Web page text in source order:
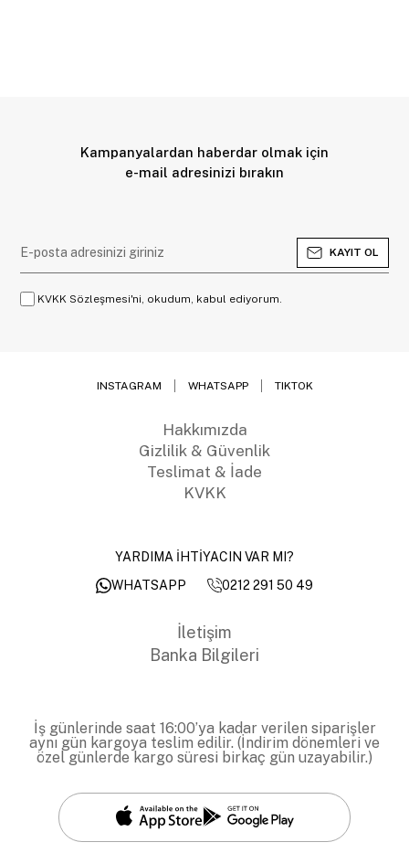
Kampanyalardan haberdar olmak için
e-mail adresinizi bırakın
KAYIT OL
KVKK Sözleşmesi'ni, okudum, kabul ediyorum.
INSTAGRAM WHATSAPP TIKTOK
Hakkımızda
Gizlilik & Güvenlik
Teslimat & İade
KVKK
YARDIMA İHTİYACIN VAR MI?
WHATSAPP
0212 291 50 49
İletişim
Banka Bilgileri
İş günlerinde saat 16:00’ya kadar verilen siparişler
aynı gün kargoya teslim edilir. (İndirim dönemleri ve
özel günlerde kargo süresi birkaç gün uzayabilir.)